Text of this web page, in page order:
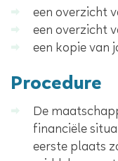
een overzicht
een overzicht
een kopie van
Procedure
De
financiële
eerste plaats